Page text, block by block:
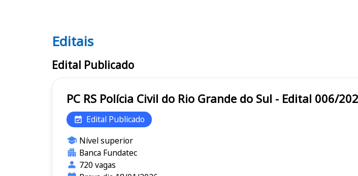
Editais PC RS
Editais
Edital Publicado
PC RS Polícia Civil do Rio Grande do Sul - Edital 006/
Edital Publicado
Nível superior
Banca Fundatec
720 vagas